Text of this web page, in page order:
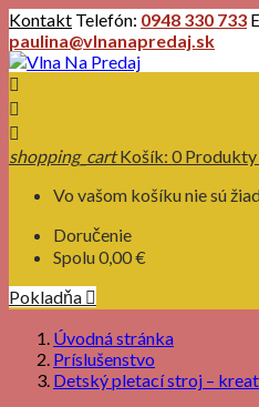
Kontakt Telefón: 0948 330 733
paulina@vlnanapredaj.sk



shopping_cart Košík: 0 Produkty
Vo vašom košíku nie sú
Doručenie
Spolu0,00 €
Pokladňa 
Úvodná stránka
Príslušenstvo
Detský pletací stroj –